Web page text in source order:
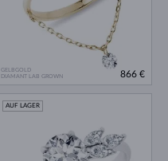
GELBGOLD
DIAMANT LAB GROWN
866 €
AUF LAGER